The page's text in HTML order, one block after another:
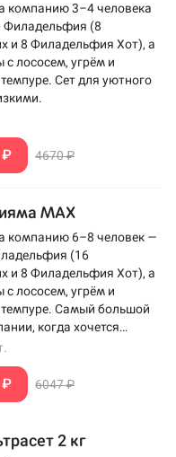
компанию 3–4 человека
Филадельфия (8
и 8 Филадельфия Хот), а
с лососем, угрём и
Сет для уютного
₽ 4670 ₽
MAX
компанию 6–8 человек —
(16
и 8 Филадельфия Хот), а
с лососем, угрём и
темпуре. Самый большой
когда хочется
на столе.
₽ 6047 ₽
2 кг